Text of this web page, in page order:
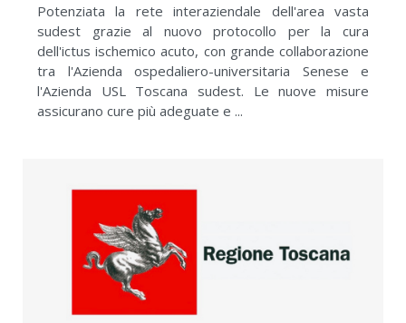
Potenziata la rete interaziendale dell'area vasta
sudest grazie al nuovo protocollo per la cura
dell'ictus ischemico acuto, con grande collaborazione
tra l'Azienda ospedaliero-universitaria Senese e
l'Azienda USL Toscana sudest. Le nuove misure
assicurano cure più adeguate e ...